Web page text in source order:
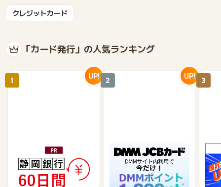
クレジットカード
「カード発行」の人気ランキング
静岡銀行カードローンSE
LECA（セレカ）
26,250 35,000
1 UP!
DMM JCBカード（発
3,000 5,500
2 UP!
※合
※【
シ
3